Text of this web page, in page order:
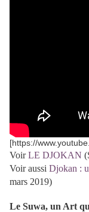
[https://
VoirLE DJOKAN
Voir aussi Djokan :
mars 2019)
Le Suwa, un Art